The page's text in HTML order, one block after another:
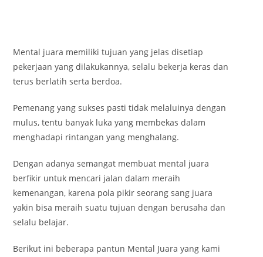
Mental juara memiliki tujuan yang jelas disetiap
pekerjaan yang dilakukannya, selalu bekerja keras dan
terus berlatih serta berdoa.
Pemenang yang sukses pasti tidak melaluinya dengan
mulus, tentu banyak luka yang membekas dalam
menghadapi rintangan yang menghalang.
Dengan adanya semangat membuat mental juara
berfikir untuk mencari jalan dalam meraih
kemenangan, karena pola pikir seorang sang juara
yakin bisa meraih suatu tujuan dengan berusaha dan
selalu belajar.
Berikut ini beberapa pantun Mental Juara yang kami